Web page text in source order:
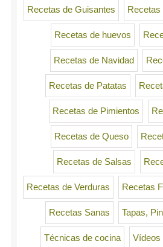
Recetas de Guisantes
Recetas de huevos
Recetas de Navidad
Recetas de Patatas
Recetas de Pimientos
Recetas de Queso
Recetas de Salsas
Recetas de Verduras Recetas
Recetas Sanas Tapas,
Técnicas de cocina Vídeos